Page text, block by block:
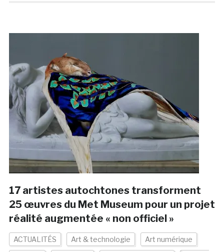
17 artistes autochtones transforment
25 œuvres du Met Museum pour un projet
réalité augmentée « non officiel »
ACTUALITÉS Art & technologie Art numérique